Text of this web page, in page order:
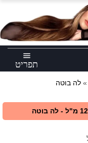
menu
תפריט
»